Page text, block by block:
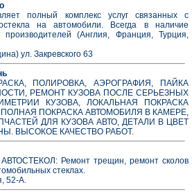
полный комплекс услуг связанных с
на автомобили. Всегда в наличие
производителей (Англия, Франция, Турция,
ул. Закревского 63
ПОЛИРОВКА, АЭРОГРАФИЯ, ПАЙКА
РЕМОНТ КУЗОВА ПОСЛЕ СЕРЬЕЗНЫХ
КУЗОВА, ЛОКАЛЬНАЯ ПОКРАСКА
ПОКРАСКА АВТОМОБИЛЯ В КАМЕРЕ,
ДЛЯ КУЗОВА АВТО, ДЕТАЛИ В ЦВЕТ
ВЫСОКОЕ КАЧЕСТВО РАБОТ.
Ремонт трещин, ремонт сколов
стеклах.
52-А.